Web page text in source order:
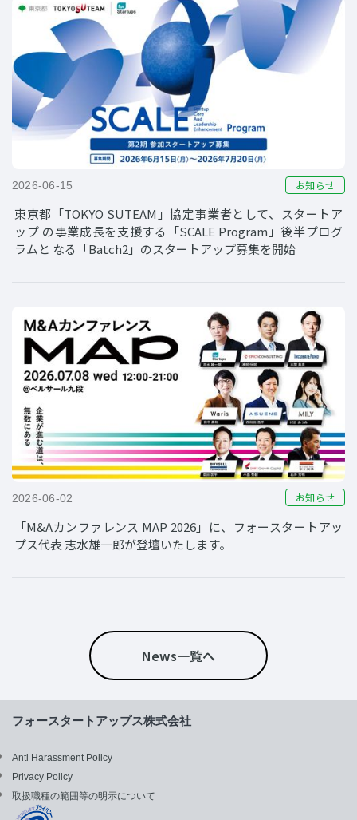
2026-06-15 お知らせ
東京都「TOKYO SUTEAM」協定事業者として、スタートア
ップ の事業成長を支援する「SCALE Program」後半プログ
ラムと なる「Batch2」のスタートアップ募集を開始
2026-06-02 お知らせ
「M&Aカンファレンス MAP 2026」に、フォースタートアッ
プス代表 志水雄一郎が登壇いたします。
News一覧へ
フォースタートアップス株式会社
Anti Harassment Policy
Privacy Policy
取扱職種の範囲等の明示について